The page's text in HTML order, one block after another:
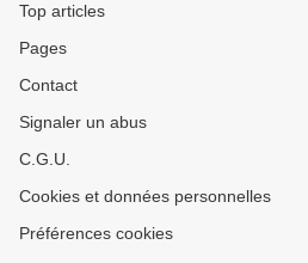
Top articles
Pages
Contact
Signaler un abus
C.G.U.
Cookies et données personnelles
Préférences cookies